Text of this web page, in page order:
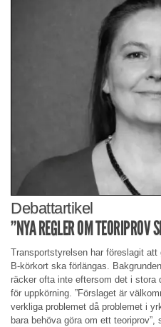
Debattartikel
”NYA REGLER OM TEORIPROV
Transportstyrelsen har föreslagit
B-körkort ska förlängas.
räcker ofta inte eftersom det i
för uppkörning. ”Förslaget är
verkliga problemet då problemet i
bara behöva göra om ett